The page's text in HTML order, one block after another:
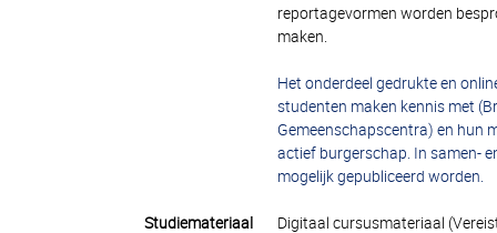
reportagevormen worden
maken.
Het onderdeel gedrukte en
studenten maken kennis met
Gemeenschapscentra) en hun
actief burgerschap. In samen-
mogelijk gepubliceerd worden.
Studiemateriaal Digitaal cursusmateriaal